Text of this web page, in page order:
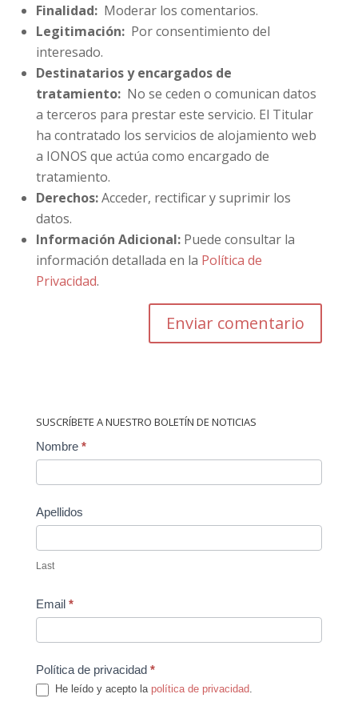
Finalidad:Moderar los comentarios.
Legitimación:Por consentimiento del
interesado.
Destinatarios y encargados de
tratamiento:No se ceden o comunican datos
a terceros para prestar este servicio. El Titular
ha contratado los servicios de alojamiento web
a IONOS que actúa como encargado de
tratamiento.
Derechos:Acceder, rectificar y suprimir los
datos.
Información Adicional:Puede consultar la
información detallada en la Política de
Privacidad.
SUSCRÍBETE A NUESTRO BOLETÍN DE NOTICIAS
Contact
Nombre *
Apellidos
Last
Email *
Política de privacidad *
He leído y acepto la política de privacidad.